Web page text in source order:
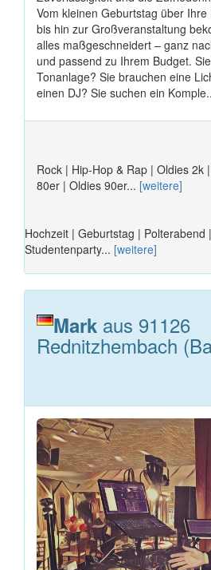
Vom kleinen Geburtstag über
bis hin zur Großveranstaltung
alles maßgeschneidert – ganz
und passend zu Ihrem Budget.
Tonanlage? Sie brauchen eine
einen DJ? Sie suchen ein
Rock | Hip-Hop & Rap | Oldies 2k
80er | Oldies 90er... [weitere]
Hochzeit | Geburtstag | Polterabend
Studentenparty... [weitere]
Mark aus 91126
Rednitzhembach